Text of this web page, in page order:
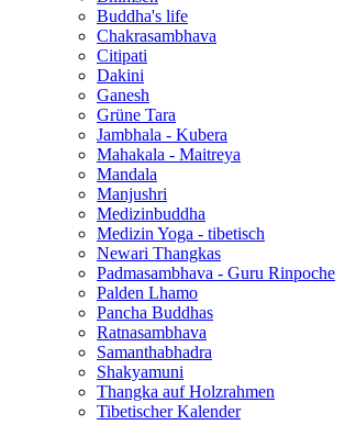
Buddha's life
Chakrasambhava
Citipati
Dakini
Ganesh
Grüne Tara
Jambhala - Kubera
Mahakala - Maitreya
Mandala
Manjushri
Medizinbuddha
Medizin Yoga - tibetisch
Newari Thangkas
Padmasambhava - Guru Rinpoche
Palden Lhamo
Pancha Buddhas
Ratnasambhava
Samanthabhadra
Shakyamuni
Thangka auf Holzrahmen
Tibetischer Kalender